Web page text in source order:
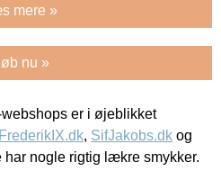
mere »
nu »
er i øjeblikket
FrederikIX.dk, SifJakobs.dk og
har nogle rigtig lækre smykker.